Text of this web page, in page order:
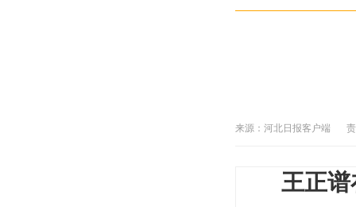
来源： 河北日报客户端
王正